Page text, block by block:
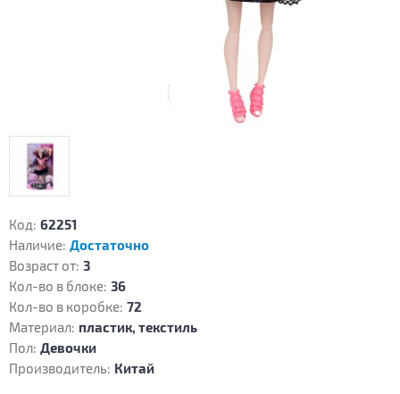
Код: 62251
Наличие: Достаточно
Возраст от: 3
Кол-во в блоке: 36
Кол-во в коробке: 72
Материал: пластик, текстиль
Пол: Девочки
Производитель: Китай